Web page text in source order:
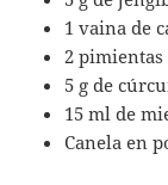
1 vaina de
2 pimientas
5 g de
15 ml de
Canela en